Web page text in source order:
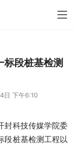
标段桩基检测
日 下午6:10
封科技传媒学院委
段桩基检测工程以